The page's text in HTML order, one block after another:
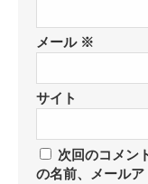
メール ※
サイト
次回のコメン
の名前、メールア